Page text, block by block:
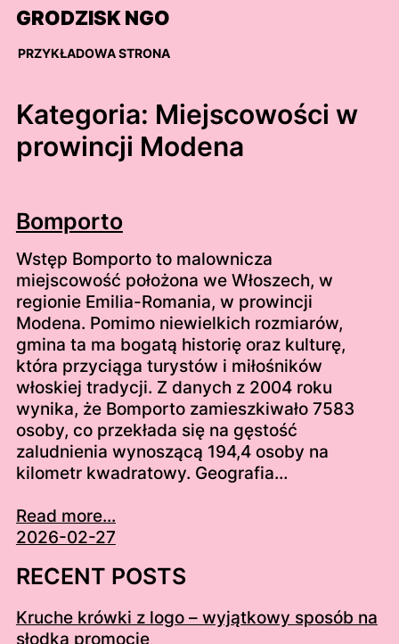
Skip
content
GRODZISK NGO
PRZYKŁADOWA STRONA
Kategoria: Miejscowości w
prowincji Modena
Bomporto
Wstęp Bomporto to malownicza
miejscowość położona we Włoszech, w
regionie Emilia-Romania, w prowincji
Modena. Pomimo niewielkich rozmiarów,
gmina ta ma bogatą historię oraz kulturę,
która przyciąga turystów i miłośników
włoskiej tradycji. Z danych z 2004 roku
wynika, że Bomporto zamieszkiwało 7583
osoby, co przekłada się na gęstość
zaludnienia wynoszącą 194,4 osoby na
kilometr kwadratowy. Geografia…
Read more...
2026-02-27
RECENT POSTS
Kruche krówki z logo – wyjątkowy sposób na
słodką promocję